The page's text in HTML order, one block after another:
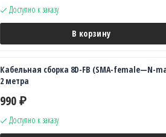
Доступно к заказу
В корзину
Кабельная сборка 8D-FB (SMA-female—N-
2 метра
990 ₽
Доступно к заказу